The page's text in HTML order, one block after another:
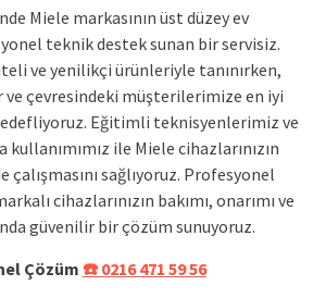
Miele markasının üst düzey ev
teknik destek sunan bir servisiz.
ve yenilikçi ürünleriyle tanınırken,
ve çevresindeki müşterilerimize en iyi
Eğitimli teknisyenlerimiz ve
ile Miele cihazlarınızın
çalışmasını sağlıyoruz. Profesyonel
cihazlarınızın bakımı, onarımı ve
güvenilir bir çözüm sunuyoruz.
Çözüm ☎️ 0216 471 59 56